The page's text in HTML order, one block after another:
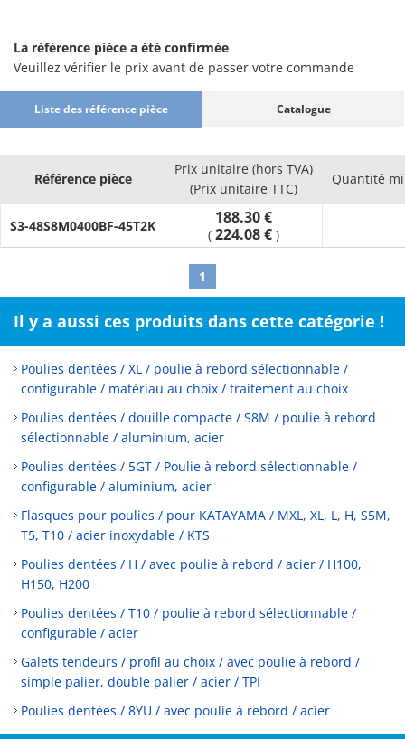
La référence pièce a été confirmée
Veuillez vérifier le prix avant de passer votre commande
Liste des référence pièce Catalogue
Référence pièce
Prix unitaire (hors TVA)
(Prix unitaire TTC)
Quantité
S3-48S8M0400BF-45T2K 188.30 €
( 224.08 € )
1
Il y a aussi ces produits dans cette catégorie !
Poulies dentées / XL / poulie à rebord sélectionnable /
configurable / matériau au choix / traitement au choix
Poulies dentées / douille compacte / S8M / poulie à rebord
sélectionnable / aluminium, acier
Poulies dentées / 5GT / Poulie à rebord sélectionnable /
configurable / aluminium, acier
Flasques pour poulies / pour KATAYAMA / MXL, XL, L, H, S5M,
T5, T10 / acier inoxydable / KTS
Poulies dentées / H / avec poulie à rebord / acier / H100,
H150, H200
Poulies dentées / T10 / poulie à rebord sélectionnable /
configurable / acier
Galets tendeurs / profil au choix / avec poulie à rebord /
simple palier, double palier / acier / TPI
Poulies dentées / 8YU / avec poulie à rebord / acier